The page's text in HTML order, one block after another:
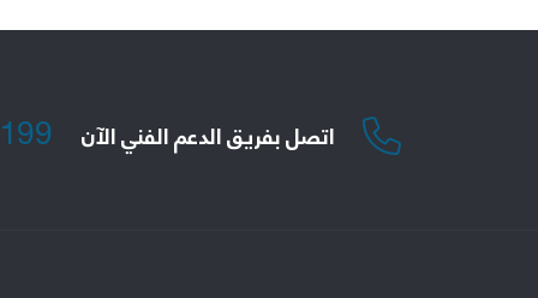
اتصل بفريق الدعم الفني الآن